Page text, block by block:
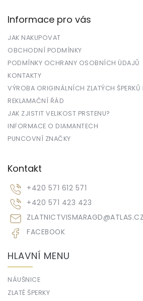
Informace pro vás
JAK NAKUPOVAT
OBCHODNÍ PODMÍNKY
PODMÍNKY OCHRANY OSOBNÍCH ÚDAJŮ
KONTAKTY
VÝROBA ORIGINÁLNÍCH ZLATÝCH ŠPERKŮ
REKLAMAČNÍ ŘÁD
JAK ZJISTIT VELIKOST PRSTENU?
INFORMACE O DIAMANTECH
PUNCOVNÍ ZNAČKY
Kontakt
ZLATNICTVISMARAGD@ATLAS.CZ
+420 571 612 571
+420 571 423 423
FACEBOOK
HLAVNÍ MENU
NÁUŠNICE
ZLATÉ ŠPERKY